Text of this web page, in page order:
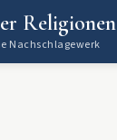
Religionen
Nachschlagewerk